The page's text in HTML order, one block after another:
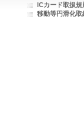
ICカード取扱規
移動等円滑化